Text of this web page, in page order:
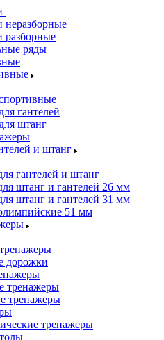
неразборные
разборные
ряды
гантелей
штанг
и штанг
гантелей и штанг
штанг и гантелей 26 мм
штанг и гантелей 31 мм
51 мм
дорожки
тренажеры
тренажеры
тренажеры